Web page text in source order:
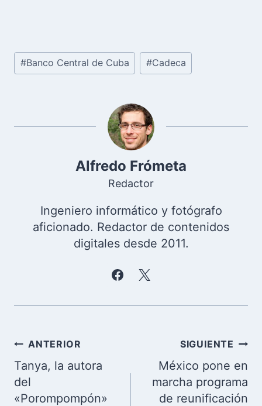
Etiquetas
de
#Banco Central de Cuba #Cadeca
Alfredo Frómeta
Redactor
Ingeniero informático y fotógrafo
aficionado. Redactor de contenidos
digitales desde 2011.
Navegación
de
entradas
ANTERIOR
Tanya, la autora
del
«Porompompón»
SIGUIENTE
México pone en
marcha programa
de reunificación